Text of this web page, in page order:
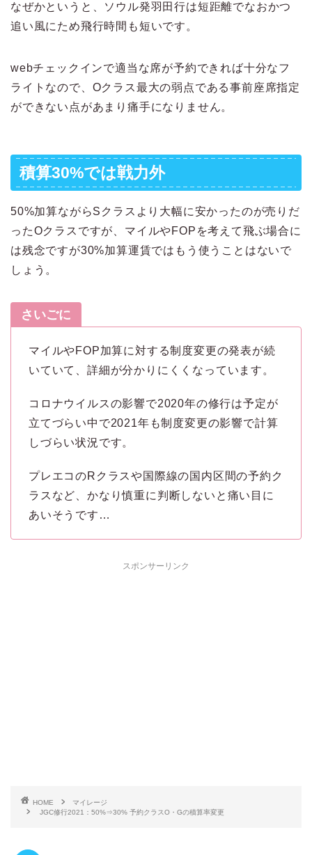
なぜかというと、ソウル発羽田行は短距離でなおかつ
追い風にため飛行時間も短いです。
webチェックインで適当な席が予約できれば十分なフ
ライトなので、Oクラス最大の弱点である事前座席指定
ができない点があまり痛手になりません。
積算30%では戦力外
50%加算ながらSクラスより大幅に安かったのが売りだ
ったOクラスですが、マイルやFOPを考えて飛ぶ場合に
は残念ですが30%加算運賃ではもう使うことはないで
しょう。
さいごに
マイルやFOP加算に対する制度変更の発表が続
いていて、詳細が分かりにくくなっています。
コロナウイルスの影響で2020年の修行は予定が
立てづらい中で2021年も制度変更の影響で計算
しづらい状況です。
プレエコのRクラスや国際線の国内区間の予約ク
ラスなど、かなり慎重に判断しないと痛い目に
あいそうです…
スポンサーリンク
HOME
マイレージ
JGC修行2021：50%⇒30% 予約クラスO・Gの積算率変更